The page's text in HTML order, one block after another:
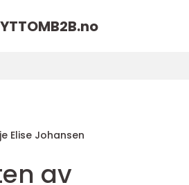
no
Elise Johansen
av